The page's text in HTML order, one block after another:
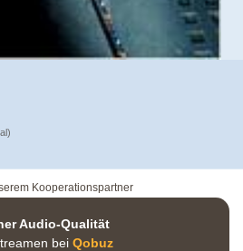
Kooperationspartner
Audio-Qualität
bei Qobuz